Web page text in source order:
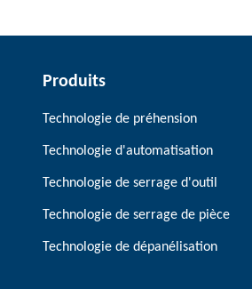
Produits
Technologie de préhension
Technologie d'automatisation
Technologie de serrage d'outil
Technologie de serrage de pièce
Technologie de dépanélisation